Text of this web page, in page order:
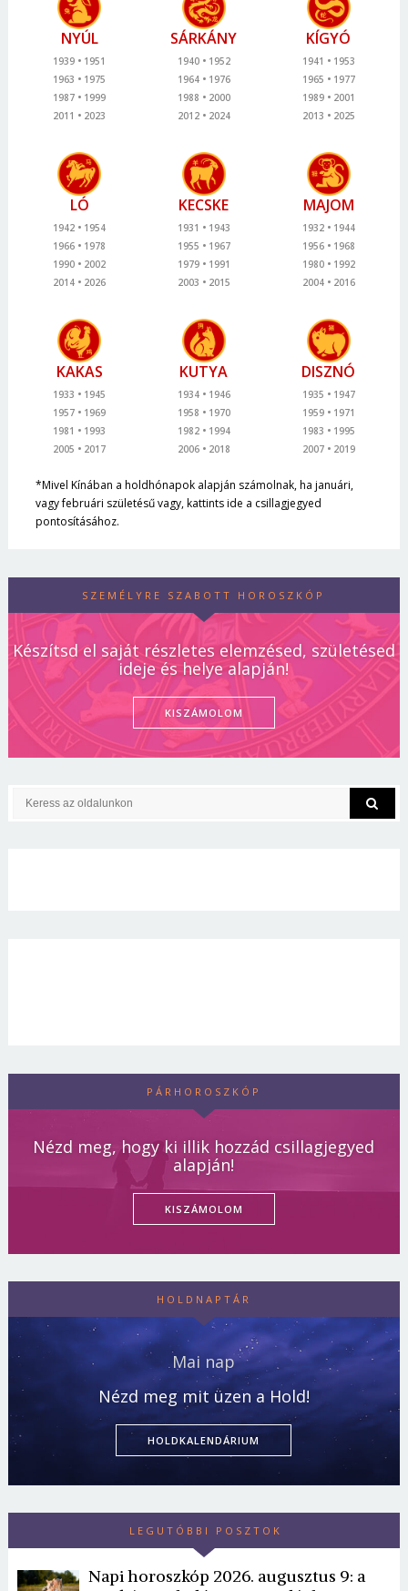
NYÚL
1939
1951
1963
1975
1987
1999
2011
2023
SÁRKÁNY
1940
1952
1964
1976
1988
2000
2012
2024
KÍGYÓ
1941
1953
1965
1977
1989
2001
2013
2025
LÓ
1942
1954
1966
1978
1990
2002
2014
2026
KECSKE
1931
1943
1955
1967
1979
1991
2003
2015
MAJOM
1932
1944
1956
1968
1980
1992
2004
2016
KAKAS
1933
1945
1957
1969
1981
1993
2005
2017
KUTYA
1934
1946
1958
1970
1982
1994
2006
2018
DISZNÓ
1935
1947
1959
1971
1983
1995
2007
2019
*Mivel Kínában a holdhónapok alapján számolnak, ha januári,
vagy februári születésű vagy, kattints ide a csillagjegyed
pontosításához.
SZEMÉLYRE SZABOTT HOROSZKÓP
Készítsd el saját részletes elemzésed, születésed
ideje és helye alapján!
KISZÁMOLOM
PÁRHOROSZKÓP
Nézd meg, hogy ki illik hozzád csillagjegyed
alapján!
KISZÁMOLOM
HOLDNAPTÁR
Mai nap
Nézd meg mit üzen a Hold!
HOLDKALENDÁRIUM
LEGUTÓBBI POSZTOK
Napi horoszkóp 2026. augusztus 9: a